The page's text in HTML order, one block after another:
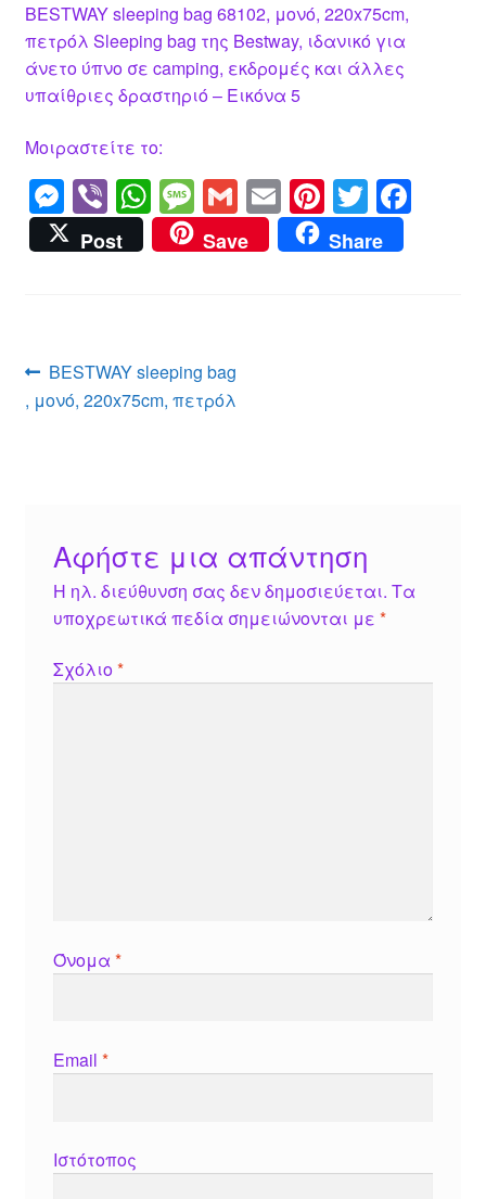
BESTWAY sleeping bag 68102, μονό, 220x75cm,
πετρόλ Sleeping bag της Bestway, ιδανικό για
άνετο ύπνο σε camping, εκδρομές και άλλες
υπαίθριες δραστηριό – Εικόνα 5
Μοιραστείτε το:
M
e
ss
g
er
Vi
b
er
W
h
at
p
p
M
e
ss
e
G
m
ail
E
m
ail
Pi
nt
er
T
wi
tt
F
Post Save Share
Πλοήγηση
άρθρων
Προηγούμενο
άρθρο:
BESTWAY sleeping bag
, μονό, 220x75cm, πετρόλ
Αφήστε μια απάντηση
Η ηλ. διεύθυνση σας δεν δημοσιεύεται. Τα
υποχρεωτικά πεδία σημειώνονται με *
Σχόλιο*
Όνομα *
Email *
Ιστότοπος